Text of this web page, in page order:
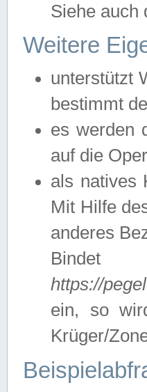
Siehe auch
Weitere
unterstützt
bestimmt
es werden
auf die
als natives
Mit Hilfe
anderes
Bindet
https://
ein, so
Krüger/